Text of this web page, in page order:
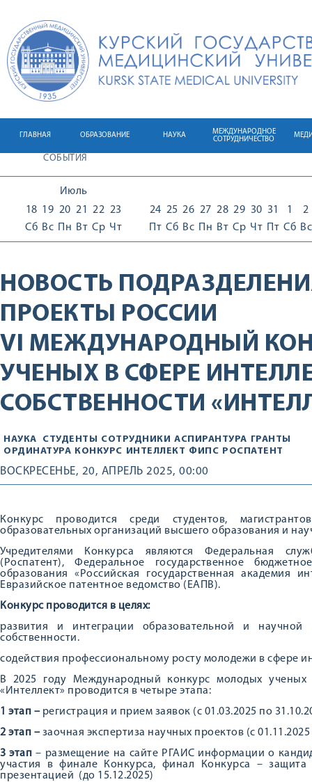
ГЛАВНАЯ ОБРАЗОВАНИЕ НАУКА
МЕЖДУНАРОДНОЕ
СОТРУДНИЧЕСТВО
СОБЫТИЯ
Июль
18
Сб
19
Вс
20
Пн
21
Вт
22
Ср
23
Чт
24
Пт
25
Сб
26
Вс
27
Пн
28
Вт
29
Ср
30
Чт
31
Пт
1
Сб
2
Вс
НОВОСТЬ
ПРОЕКТЫ РОССИИ
VI МЕЖДУНАРОДНЫЙ
УЧЕНЫХ В СФЕРЕ
СОБСТВЕННОСТИ
НАУКА СТУДЕНТЫ СОТРУДНИКИ АСПИРАНТУРА ГРАНТЫ
ОРДИНАТУРА КОНКУРС ИНТЕЛЛЕКТ ФИПС РОСПАТЕНТ
ВОСКРЕСЕНЬЕ, 20, АПРЕЛЬ 2025, 00:00
Конкурс проводится среди студентов,
образовательных организаций высшего образования и
Учредителями Конкурса являются Федеральная
(Роспатент), Федеральное государственное
образования «Российская государственная академия
Евразийское патентное ведомство (ЕАПВ).
Конкурс проводится в целях:
развития и интеграции образовательной и научной
собственности.
содействия профессиональному росту молодежи в сфере
В 2025 году Международный конкурс молодых ученых
«Интеллект» проводится в четыре этапа:
1 этап –регистрация и прием заявок (с 01.03.2025 по
2 этап –заочная экспертиза научных проектов (с
3 этап – размещение на сайте РГАИС информации о
участия в финале Конкурса, финал Конкурса –
презентацией (до 15.12.2025)